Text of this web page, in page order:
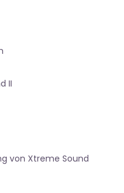
II
von Xtreme Sound